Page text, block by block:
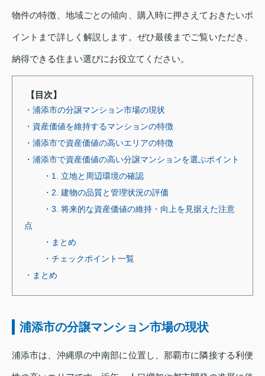
物件の特徴、地域ごとの傾向、購入時に押さえておきたいポ
イントまで詳しく解説します。ぜひ最後までご覧いただき、
納得できる住まい選びにお役立てください。
【目次】
・浦添市の分譲マンション市場の現状
・資産価値を維持するマンションの特徴
・浦添市で資産価値の高いエリアの特徴
・浦添市で資産価値の高い分譲マンションを選ぶポイント
・1. 立地と周辺環境の確認
・2. 建物の品質と管理状況の評価
・3. 将来的な資産価値の維持・向上を見据えた注意
点
・まとめ
・チェックポイント一覧
・まとめ
浦添市の分譲マンション市場の現状
浦添市は、沖縄県の中南部に位置し、那覇市に隣接する利便